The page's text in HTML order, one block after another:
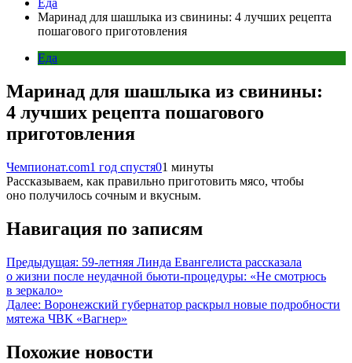
Еда
Маринад для шашлыка из свинины: 4 лучших рецепта
пошагового приготовления
Еда
Маринад для шашлыка из свинины:
4 лучших рецепта пошагового
приготовления
Чемпионат.com1 год спустя01 минуты
Рассказываем, как правильно приготовить мясо, чтобы
оно получилось сочным и вкусным.
Навигация по записям
Предыдущая: 59-летняя Линда Евангелиста рассказала
о жизни после неудачной бьюти-процедуры: «Не смотрюсь
в зеркало»
Далее: Воронежский губернатор раскрыл новые подробности
мятежа ЧВК «Вагнер»
Похожие новости